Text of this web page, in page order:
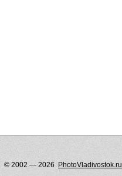
© 2002 — 2026 PhotoVladivostok.ru